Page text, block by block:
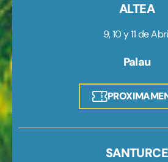
ALTEA
9, 10 y 11 de
Palau
SANTURCE